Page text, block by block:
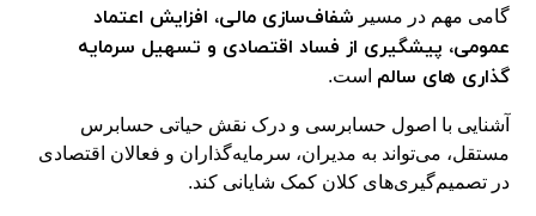
گامی مهم در مسیر شفاف‌سازی مالی، افزایش اعتماد
عمومی، پیشگیری از فساد اقتصادی و تسهیل سرمایه‌
گذاری‌ های سالم است.
آشنایی با اصول حسابرسی و درک نقش حیاتی حسابرس
مستقل، می‌تواند به مدیران، سرمایه‌گذاران و فعالان اقتصادی
در تصمیم‌گیری‌های کلان کمک شایانی کند.